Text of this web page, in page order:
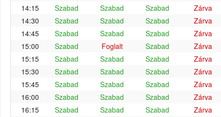
14:15
Szabad Szabad Szabad
Zárva
14:30
Szabad Szabad Szabad
Zárva
14:45
Szabad Szabad Szabad
Zárva
15:00
Szabad Foglalt Szabad
Zárva
15:15
Szabad Szabad Szabad
Zárva
15:30
Szabad Szabad Szabad
Zárva
15:45
Szabad Szabad Szabad
Zárva
16:00
Szabad Szabad Szabad
Zárva
16:15
Szabad Szabad Szabad Zárva